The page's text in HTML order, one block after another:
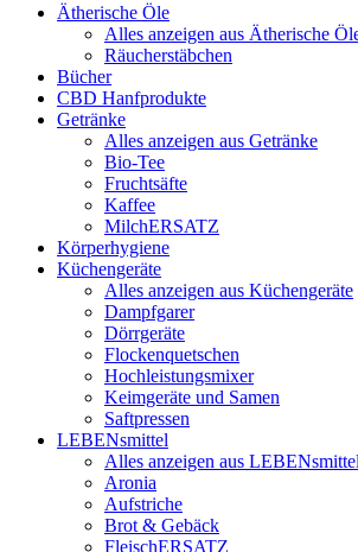
Ätherische Öle
Alles anzeigen aus Ätherische
Räucherstäbchen
Bücher
CBD Hanfprodukte
Getränke
Alles anzeigen aus Getränke
Bio-Tee
Fruchtsäfte
Kaffee
MilchERSATZ
Körperhygiene
Küchengeräte
Alles anzeigen aus Küchengeräte
Dampfgarer
Dörrgeräte
Flockenquetschen
Hochleistungsmixer
Keimgeräte und Samen
Saftpressen
LEBENsmittel
Alles anzeigen aus LEBENsmittel
Aronia
Aufstriche
Brot & Gebäck
FleischERSATZ